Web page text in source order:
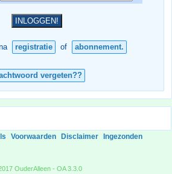
registratie of abonnement.
vergeten??
Voorwaarden Disclaimer Ingezonden
OuderAlleen - OA 3.3.0